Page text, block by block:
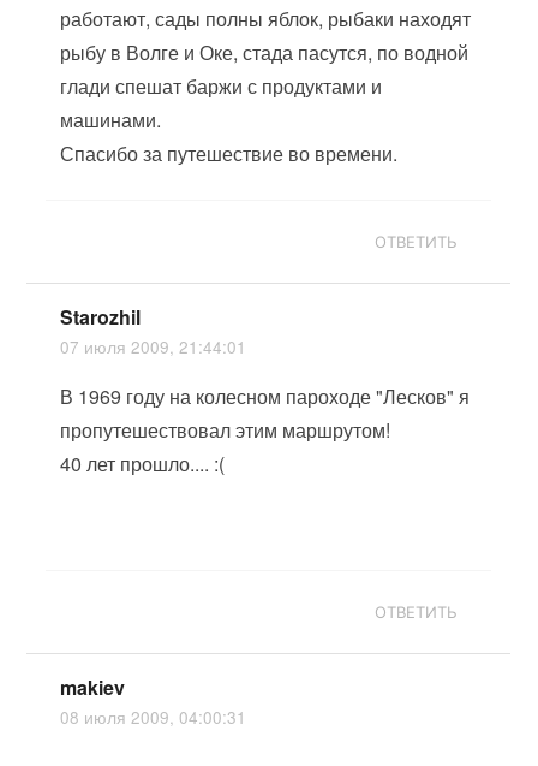
работают, сады полны яблок, рыбаки находят
рыбу в Волге и Оке, стада пасутся, по водной
глади спешат баржи с продуктами и
машинами.
Спасибо за путешествие во времени.
ОТВЕТИТЬ
Starozhil
07 июля 2009, 21:44:01
В 1969 году на колесном пароходе "Лесков" я
пропутешествовал этим маршрутом!
40 лет прошло.... :(
ОТВЕТИТЬ
makiev
08 июля 2009, 04:00:31